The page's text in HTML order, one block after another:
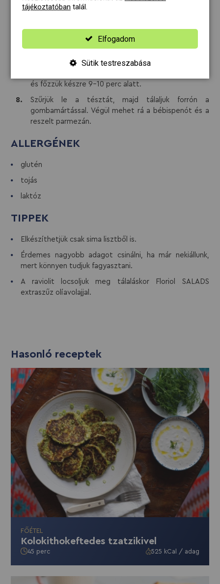
Helyezzünk rá kanálnyi kupacokat a nyúlból, majd
derelyevágóval szeleteljük fel, hogy kis négyzeteket
Forraljunk bőséges mennyiségű sózott vizet, majd
és főzzük készre 9-10 perc alatt.
Szűrjük le a tésztát, majd tálaljuk forrón a
gombamártással. Végül mehet rá a bébispenót és a
reszelt parmezán.
ALLERGÉNEK
glutén
tojás
laktóz
TIPPEK
Elkészíthetjük csak sima lisztből is.
Érdemes nagyobb adagot csinálni, ha már nekiállunk,
mert könnyen tudjuk fagyasztani.
A raviolit locsoljuk meg tálaláskor Floriol SALADS
extraszűz olíavolajjal.
Hasonló receptek
FŐÉTEL
Kolokithokeftedes tzatzikivel
45 perc 525 kCal / adag
tájékoztatóban talál.
Sütik testreszabása
Elfogadom